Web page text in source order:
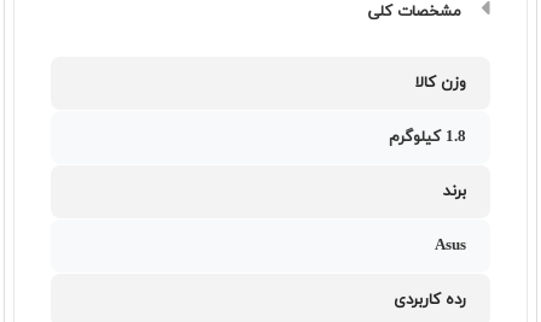
مشخصات کلی
وزن کالا
1.8 کیلوگرم
برند
Asus
رده کاربردی